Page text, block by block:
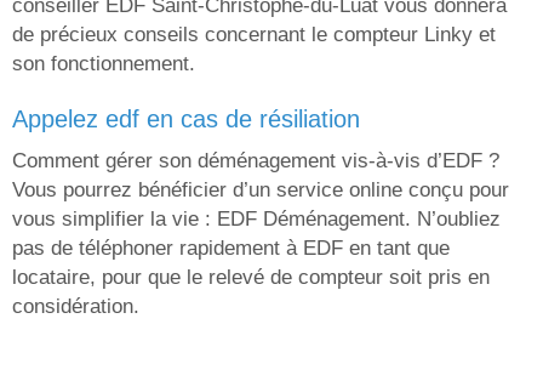
conseiller EDF Saint-Christophe-du-Luat vous donnera
de précieux conseils concernant le compteur Linky et
son fonctionnement.
appelez edf en cas de résiliation
Comment gérer son déménagement vis-à-vis d’EDF ?
Vous pourrez bénéficier d’un service online conçu pour
vous simplifier la vie : EDF Déménagement. N’oubliez
pas de téléphoner rapidement à EDF en tant que
locataire, pour que le relevé de compteur soit pris en
considération.